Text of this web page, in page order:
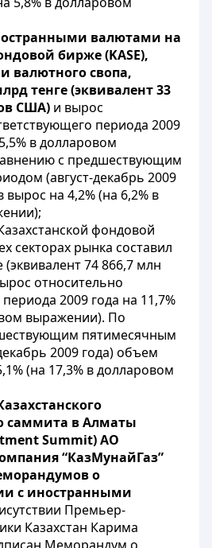
валютами на
бирже (KASE),
валютного свопа,
тенге (эквивалент 33
США) и вырос
периода 2009
в долларовом
с предшествующим
(август-декабрь 2009
на 4,2% (на 6,2% в
фондовой
секторах рынка составил
(эквивалент 74 866,7 млн
относительно
2009 года на 11,7%
выражении). По
пятимесячным
2009 года) объем
(на 17,3% в долларовом
саммита в Алматы
Summit) АО
“КазМунайГаз”
о
с иностранными
Премьер-
Казахстан Карима